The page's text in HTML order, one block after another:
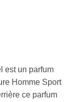
est un parfum
Homme Sport
ce parfum